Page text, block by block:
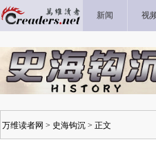
新闻 视
万维读者网 > 史海钩沉 > 正文